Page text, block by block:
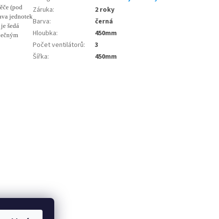
(pod
jednotek
šedá
Záruka:
2 roky
Barva:
černá
Hloubka:
450mm
Počet ventilátorů:
3
Šířka: 450mm